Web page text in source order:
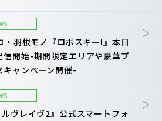
・羽根モノ『ロボスキーI』本日
信開始-期間限定エリアや豪華プ
キャンペーン開催-
ルヴレイヴ2』公式スマートフォ